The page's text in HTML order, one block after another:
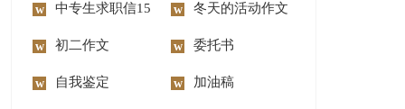
教案 职信模板合集六篇
中专生求职信15
篇
冬天的活动作文
初二作文 委托书
自我鉴定 加油稿